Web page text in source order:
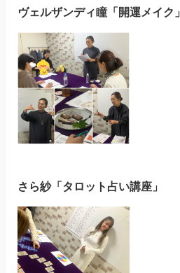
ヴェルザンディ瞳「開運メイク」
さら紗「タロット占い講座」